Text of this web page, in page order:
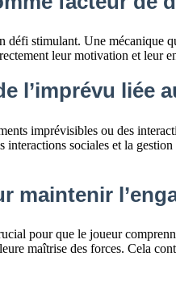
défi stimulant. Une mécanique
leur motivation et leur
l’imprévu liée
imprévisibles ou des
interactions sociales et la
maintenir
pour que le joueur
maîtrise des forces. Cela